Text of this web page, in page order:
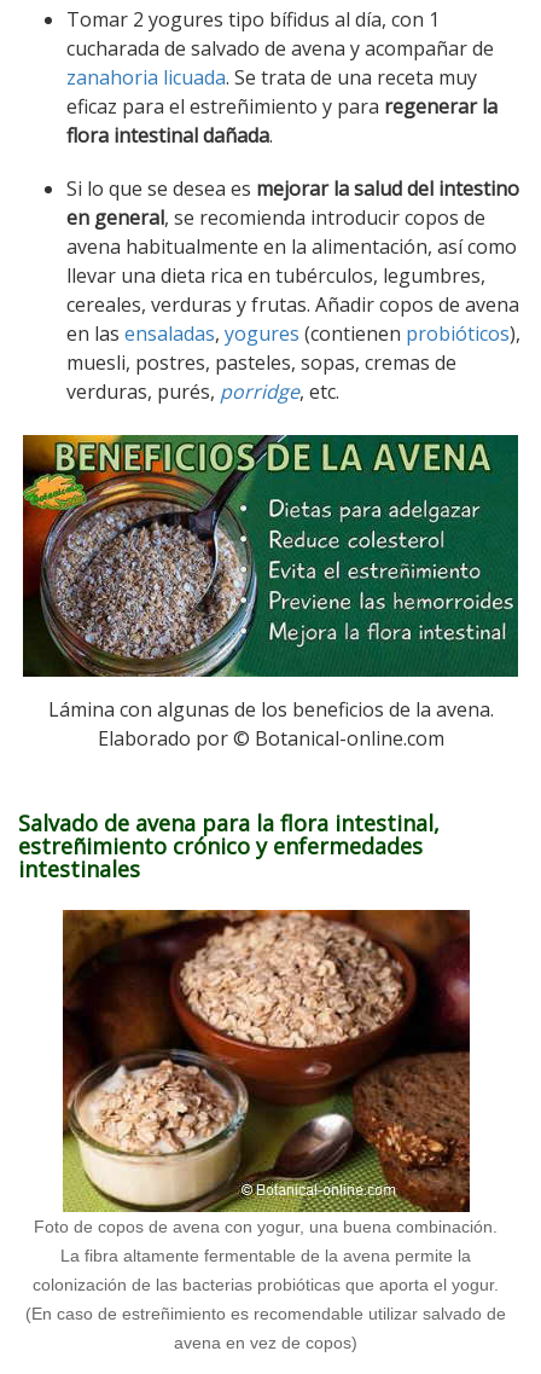
Tomar 2 yogures tipo bífidus al día, con 1
cucharada de salvado de avena y acompañar de
zanahoria licuada. Se trata de una receta muy
eficaz para el estreñimiento y para regenerar la
flora intestinal dañada.
Si lo que se desea es mejorar la salud del intestino
en general, se recomienda introducir copos de
avena habitualmente en la alimentación, así como
llevar una dieta rica en tubérculos, legumbres,
cereales, verduras y frutas. Añadir copos de avena
en las ensaladas, yogures (contienen probióticos),
muesli, postres, pasteles, sopas, cremas de
verduras, purés, porridge, etc.
Lámina con algunas de los beneficios de la avena.
Elaborado por © Botanical-online.com
Salvado de avena para la flora intestinal,
estreñimiento crónico y enfermedades
intestinales
Foto de copos de avena con yogur, una buena combinación.
La fibra altamente fermentable de la avena permite la
colonización de las bacterias probióticas que aporta el yogur.
(En caso de estreñimiento es recomendable utilizar salvado de
avena en vez de copos)